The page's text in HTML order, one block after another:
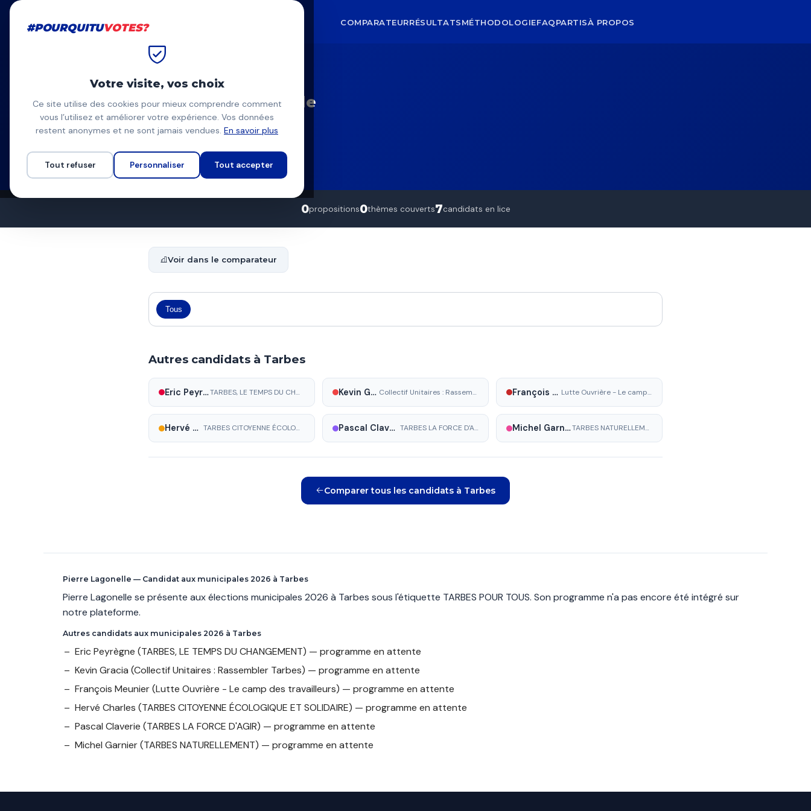
#POURQUITU COMPARATEURRÉSULTATSMÉTHODOLOGIEFAQPARTISÀ PROPOS
PL
Pierre Lagonelle
TARBES POUR TOUS — Tarbes
Programme à venir
0propositions0thèmes couverts7candidats en lice
Voir dans le comparateur
Tous
Autres candidats à Tarbes
Eric Peyrègne TARBES, LE TEMPS DU CHANGEMENT Kevin Gracia Collectif Unitaires : Rassembler Tarbes François Meunier Lutte Ouvrière - Le camp des travailleurs
Hervé Charles TARBES CITOYENNE ÉCOLOGIQUE ET SOLIDAIRE Pascal Claverie TARBES LA FORCE D'AGIR Michel Garnier TARBES NATURELLEMENT
Comparer tous les candidats à Tarbes
Pierre Lagonelle — Candidat aux municipales 2026 à Tarbes
Pierre Lagonelle se présente aux élections municipales 2026 à Tarbes sous l'étiquette TARBES POUR TOUS. Son programme n'a pas encore été intégré sur
notre plateforme.
Autres candidats aux municipales 2026 à Tarbes
Eric Peyrègne (TARBES, LE TEMPS DU CHANGEMENT) — programme en attente
Kevin Gracia (Collectif Unitaires : Rassembler Tarbes) — programme en attente
François Meunier(Lutte Ouvrière - Le camp des travailleurs) — programme en attente
Hervé Charles (TARBES CITOYENNE ÉCOLOGIQUE ET SOLIDAIRE) — programme en attente
Pascal Claverie (TARBES LA FORCE D'AGIR) — programme en attente
Michel Garnier(TARBES NATURELLEMENT) — programme en attente
#POURQUITUVOTES?
Votre visite, vos choix
Ce site utilise des cookies pour mieux comprendre comment
vous l’utilisez et améliorer votre expérience. Vos données
restent anonymes et ne sont jamais vendues. En savoir plus
Tout refuser Personnaliser Tout accepter